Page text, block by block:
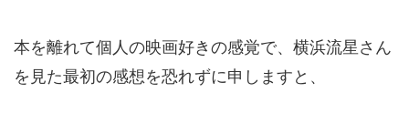
本を離れて個人の映画好きの感覚で、横浜流星さん
を見た最初の感想を恐れずに申しますと、